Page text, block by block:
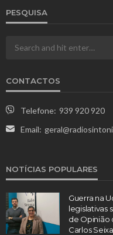
PESQUISA
CONTACTOS
Telefone: 939 920 920
Email:
NOTÍCIAS POPULARES
Guerra na
legislativas
de Opinião
Carlos